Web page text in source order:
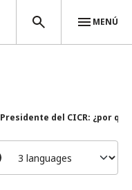
MENÚ
Presidente del CICR: ¿por